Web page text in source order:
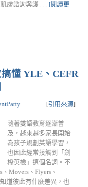
膚諮詢與護...... [閱讀更
懂 YLE、CEFR
[引用來源]
隨著雙語教育逐漸普
及，越來越多家長開始
為孩子規劃英語學習，
也因此經常接觸到「劍
橋英檢」這個名詞。不
Movers、Flyers、
道彼此有什麼差異，也